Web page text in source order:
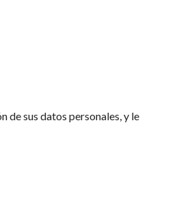
de sus datos personales, y le